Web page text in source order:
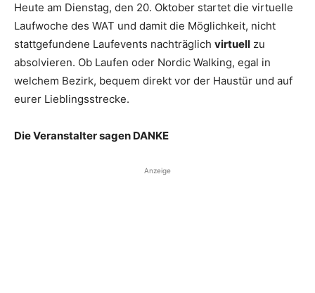
Heute am Dienstag, den 20. Oktober startet die virtuelle
Laufwoche des WAT und damit die Möglichkeit, nicht
stattgefundene Laufevents nachträglich virtuell zu
absolvieren. Ob Laufen oder Nordic Walking, egal in
welchem Bezirk, bequem direkt vor der Haustür und auf
eurer Lieblingsstrecke.
Die Veranstalter sagen DANKE
Anzeige